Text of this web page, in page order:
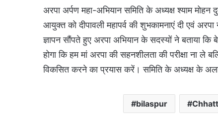
अरपा अर्पण महा-अभियान समिति के अध्यक्ष श्याम
आयुक्त को दीपावली महापर्व की शुभकामनाएं दी एवं
ज्ञापन सौंपते हुए अरपा अभियान के सदस्यों ने बताया कि
होगा कि हम मां अरपा की सहनशीलता की परीक्षा ना
विकसित करने का प्रयास करें। समिति के अध्यक्ष के
bilaspur